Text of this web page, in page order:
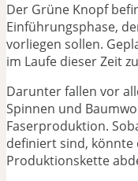
Der Grüne Knopf
Einführungsphase,
vorliegen sollen.
im Laufe dieser Zeit
Darunter fallen vor
Spinnen und
Faserproduktion.
definiert sind,
Produktionskette